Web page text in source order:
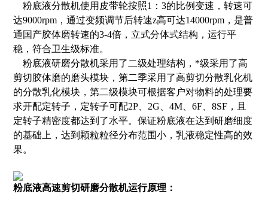
粉底液分散机使用皮带轮按照1：3的比例变速，转速可
达9000rpm，通过变频调节后转速z高可达14000rpm，是普
通国产胶体磨转速的3-4倍，立式分体式结构，运行平
稳，符合卫生级标准。
粉底液研磨分散机采用了二级处理结构，*级采用了高
剪切胶体磨的磨头模块，第二季采用了高剪切分散乳化机
的分散乳化模块，第二级模块可根据客户对物料的处理要
求开配定转子，定转子可配2P、2G、4M、6F、8SF，且
定转子精密度都达到了水平。保证粉底液在达到研磨细度
的基础上，达到颗粒粒径分布范围小，乳液稳定性高的效
果。
粉底液高速剪切研磨分散机运行原理：